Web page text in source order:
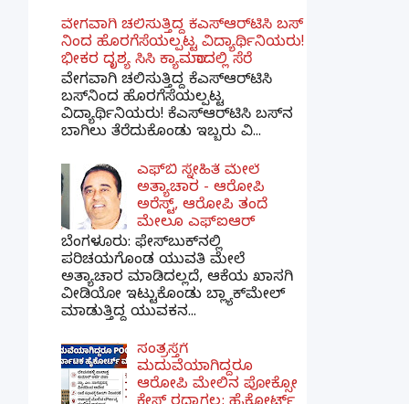
ವೇಗವಾಗಿ ಚಲಿಸುತ್ತಿದ್ದ ಕೆಎಸ್​ಆರ್​ಟಿಸಿ ಬಸ್​
ನಿಂದ ಹೊರಗೆಸೆಯಲ್ಪಟ್ಟ ವಿದ್ಯಾರ್ಥಿನಿಯರು!
ಭೀಕರ ದೃಶ್ಯ ಸಿಸಿ ಕ್ಯಾಮರಾದಲ್ಲಿ ಸೆರೆ
ವೇಗವಾಗಿ ಚಲಿಸುತ್ತಿದ್ದ ಕೆಎಸ್‌ಆರ್‌ಟಿಸಿ
ಬಸ್‌ನಿಂದ ಹೊರಗೆಸೆಯಲ್ಪಟ್ಟ
ವಿದ್ಯಾರ್ಥಿನಿಯರು! ಕೆಎಸ್‌ಆರ್‌ಟಿಸಿ ಬಸ್‌ನ
ಬಾಗಿಲು ತೆರೆದುಕೊಂಡು ಇಬ್ಬರು ವಿ...
ಎಫ್‌ಬಿ ಸ್ನೇಹಿತೆ ಮೇಲೆ
ಅತ್ಯಾಚಾರ - ಆರೋಪಿ
ಅರೆಸ್ಟ್, ಆರೋಪಿ ತಂದೆ
ಮೇಲೂ ಎಫ್ಐಆರ್
ಬೆಂಗಳೂರು: ಫೇಸ್‌ಬುಕ್‌ನಲ್ಲಿ
ಪರಿಚಯಗೊಂಡ ಯುವತಿ ಮೇಲೆ
ಅತ್ಯಾಚಾರ ಮಾಡಿದಲ್ಲದೆ, ಆಕೆಯ ಖಾಸಗಿ
ವೀಡಿಯೋ ಇಟ್ಟುಕೊಂಡು ಬ್ಲ್ಯಾಕ್‌ಮೇಲ್
ಮಾಡುತ್ತಿದ್ದ ಯುವಕನ...
ಸಂತ್ರಸ್ತೆಗೆ
ಮದುವೆಯಾಗಿದ್ದರೂ
ಆರೋಪಿ ಮೇಲಿನ ಪೋಕ್ಸೋ